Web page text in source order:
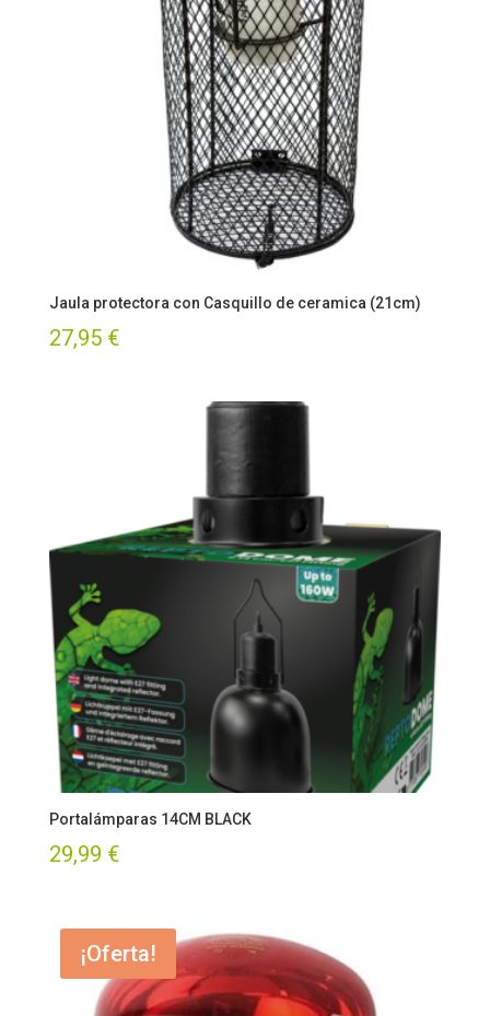
Jaula protectora con Casquillo de ceramica (21cm)
27,95 €
Portalámparas 14CM BLACK
29,99 €
¡Oferta!